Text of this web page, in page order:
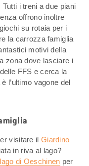
i treni a due piani
offrono inoltre
su rotaia per i
la carrozza famiglia
motivi della
zona dove lasciare i
FFS e cerca la
l’ultimo vagone del
visitare il Giardino
in riva al lago?
lago di Oeschinen per